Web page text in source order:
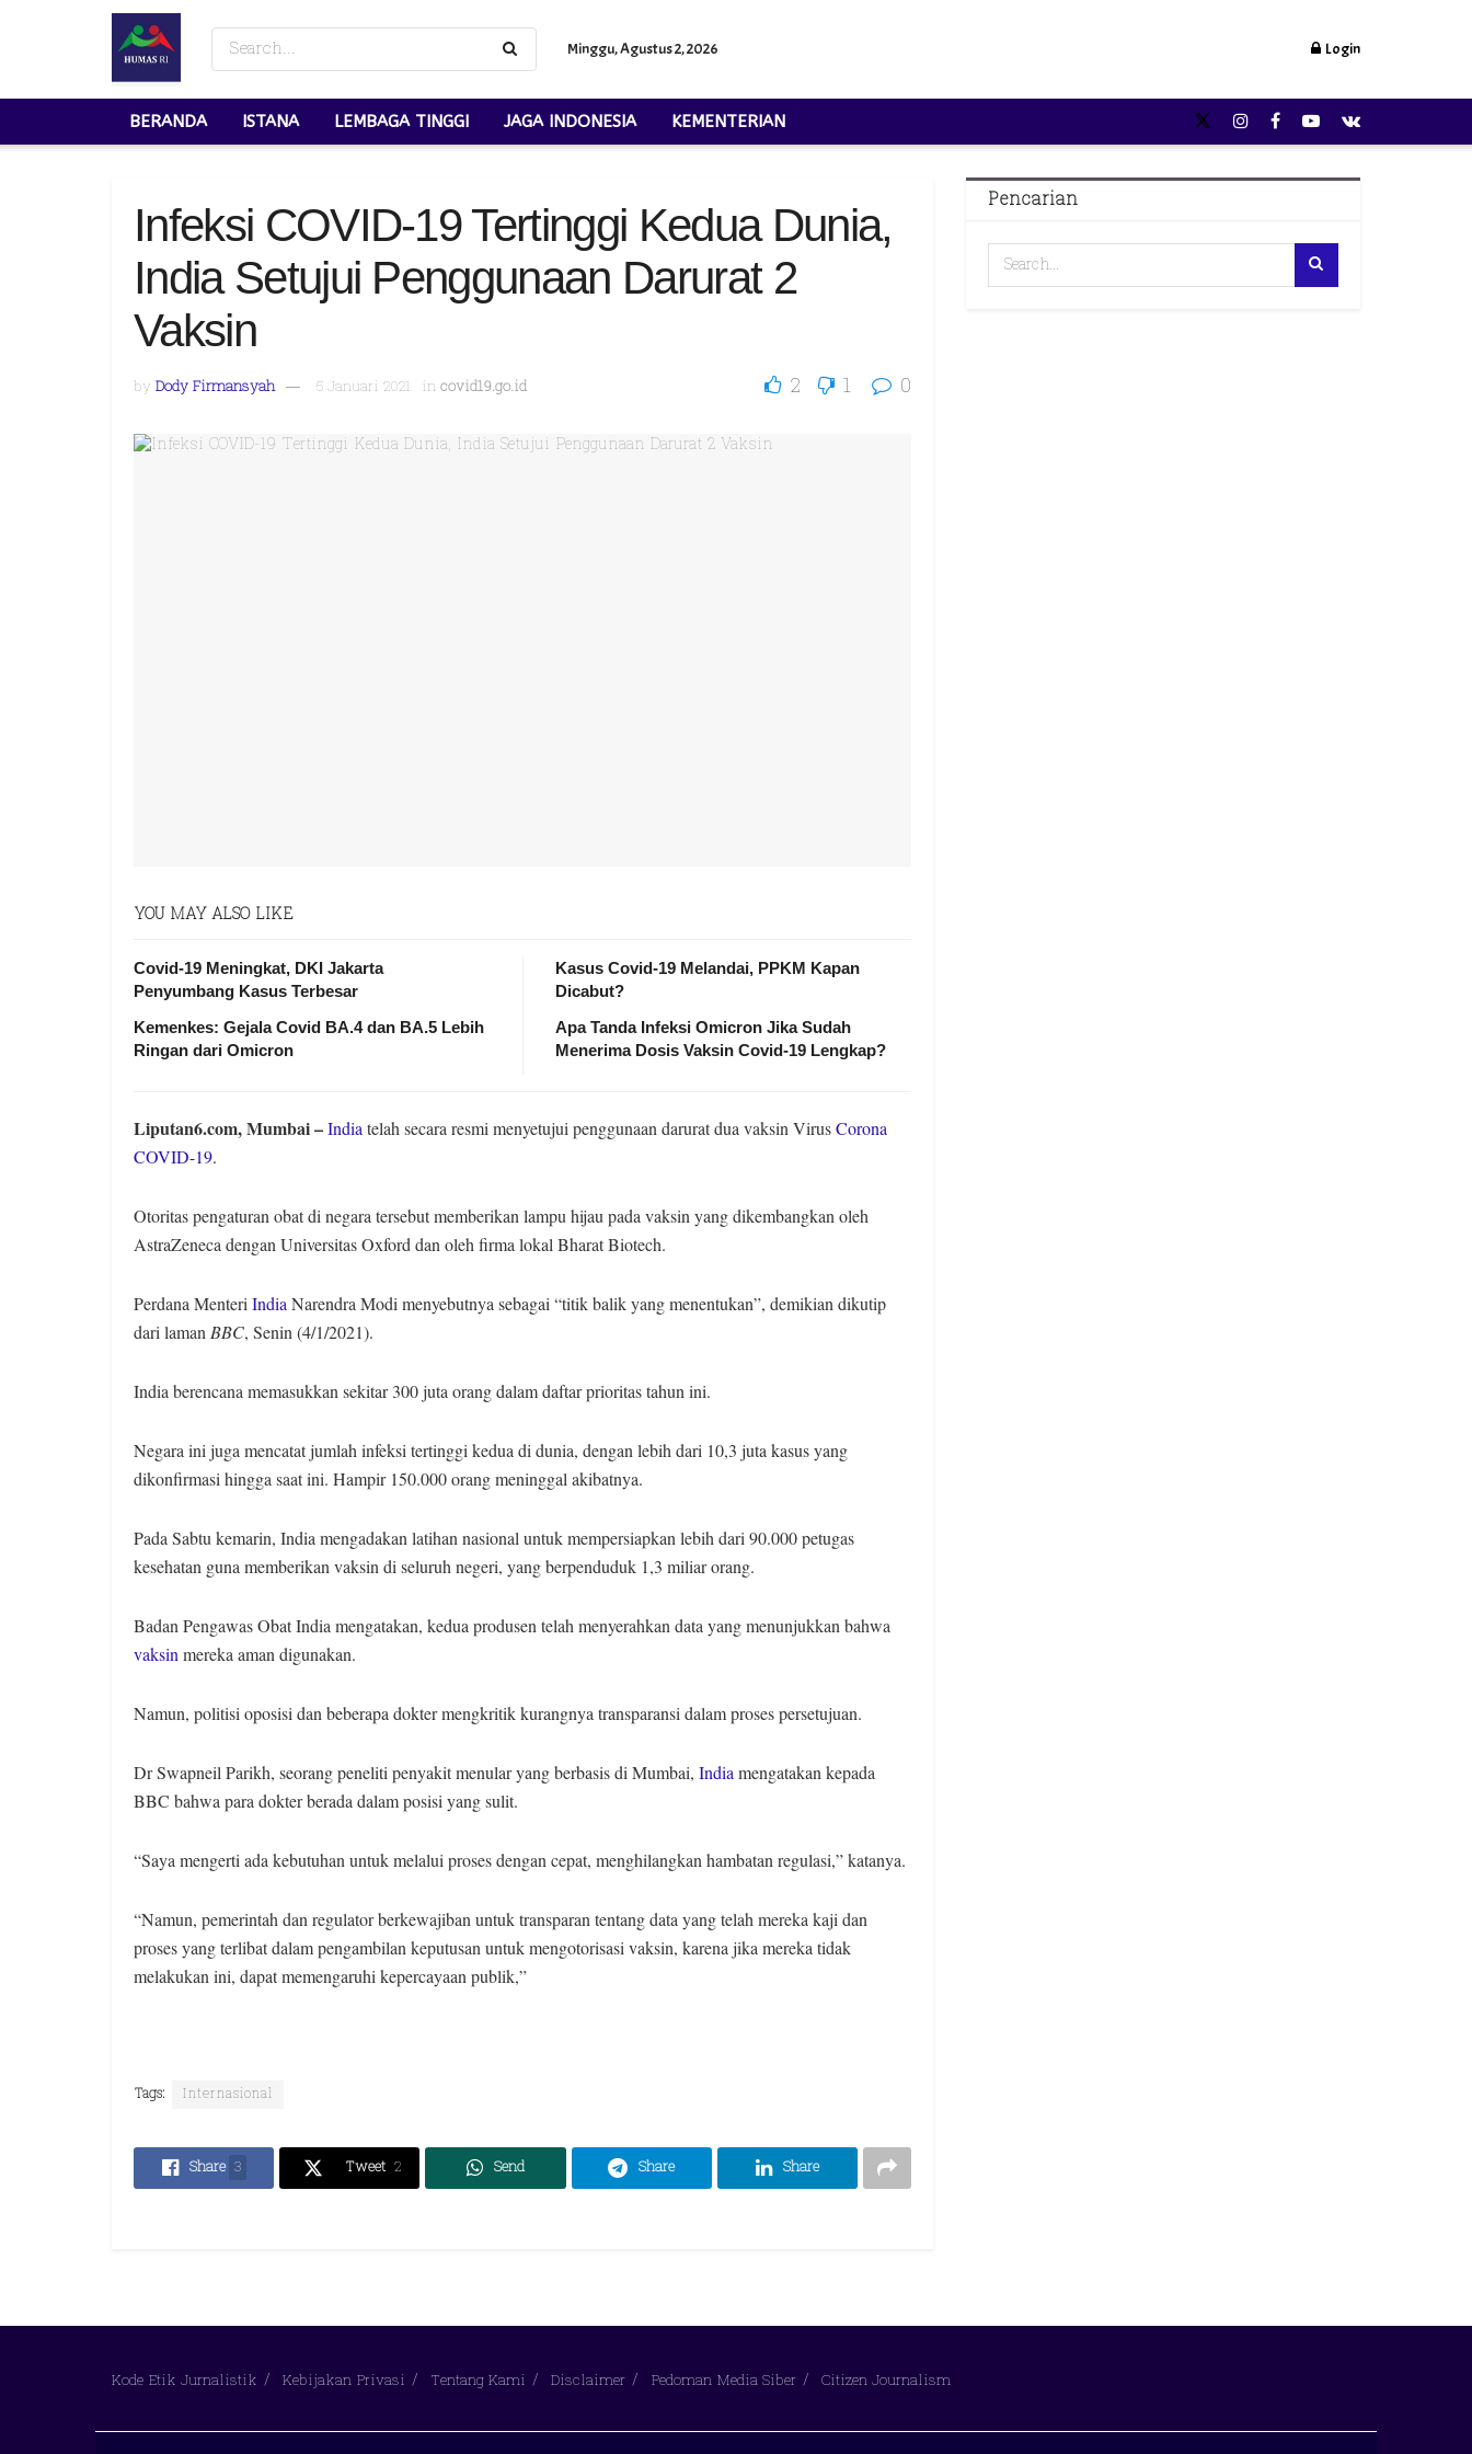
Minggu, Agustus 2, 2026 Login
BERANDA ISTANA LEMBAGA TINGGI JAGA INDONESIA KEMENTERIAN
Infeksi COVID-19 Tertinggi Kedua Dunia,
India Setujui Penggunaan Darurat 2
Vaksin
by Dody Firmansyah 5 Januari 2021 in covid19.go.id 2 1 0
YOU MAY ALSO LIKE
Covid-19 Meningkat, DKI Jakarta
Penyumbang Kasus Terbesar
Kemenkes: Gejala Covid BA.4 dan BA.5 Lebih
Ringan dari Omicron
Kasus Covid-19 Melandai, PPKM Kapan
Dicabut?
Apa Tanda Infeksi Omicron Jika Sudah
Menerima Dosis Vaksin Covid-19 Lengkap?
Liputan6.com, Mumbai –Indiatelah secara resmi menyetujui penggunaan darurat dua vaksin VirusCorona
COVID-19.
Otoritas pengaturan obat di negara tersebut memberikan lampu hijau pada vaksin yang dikembangkan oleh
AstraZeneca dengan Universitas Oxford dan oleh firma lokal Bharat Biotech.
Perdana MenteriIndiaNarendra Modi menyebutnya sebagai “titik balik yang menentukan”, demikian dikutip
dari lamanBBC, Senin (4/1/2021).
India berencana memasukkan sekitar 300 juta orang dalam daftar prioritas tahun ini.
Negara ini juga mencatat jumlah infeksi tertinggi kedua di dunia, dengan lebih dari 10,3 juta kasus yang
dikonfirmasi hingga saat ini. Hampir 150.000 orang meninggal akibatnya.
Pada Sabtu kemarin, India mengadakan latihan nasional untuk mempersiapkan lebih dari 90.000 petugas
kesehatan guna memberikan vaksin di seluruh negeri, yang berpenduduk 1,3 miliar orang.
Badan Pengawas Obat India mengatakan, kedua produsen telah menyerahkan data yang menunjukkan bahwa
vaksinmereka aman digunakan.
Namun, politisi oposisi dan beberapa dokter mengkritik kurangnya transparansi dalam proses persetujuan.
Dr Swapneil Parikh, seorang peneliti penyakit menular yang berbasis di Mumbai, Indiamengatakan kepada
BBC bahwa para dokter berada dalam posisi yang sulit.
“Saya mengerti ada kebutuhan untuk melalui proses dengan cepat, menghilangkan hambatan regulasi,” katanya.
“Namun, pemerintah dan regulator berkewajiban untuk transparan tentang data yang telah mereka kaji dan
proses yang terlibat dalam pengambilan keputusan untuk mengotorisasi vaksin, karena jika mereka tidak
melakukan ini, dapat memengaruhi kepercayaan publik,”
Tags: Internasional
Share 3 Tweet 2 Send Share Share
Pencarian
Kode Etik Jurnalistik Kebijakan Privasi Tentang Kami Disclaimer Pedoman Media Siber Citizen Journalism